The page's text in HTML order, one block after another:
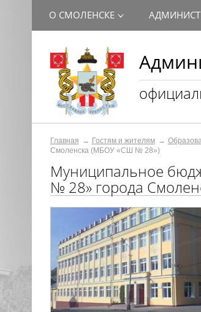
О СМОЛЕНСКЕ
Главная Гостям и жителям
Смоленска (МБОУ «СШ № 28»)
Муниципальное
№ 28» города